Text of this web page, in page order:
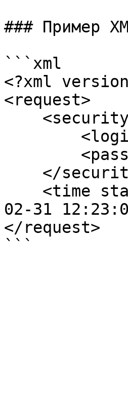
### Пример
```xml
<?xml
<request>
02-31
</request>